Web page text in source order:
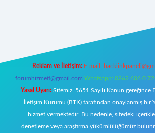
Reklam ve İletişim: E-mail:
forumhizmeti@gmail.com Whatsapp: 0262 606 0
Yasal Uyarı: Sitemiz, 5651 Sayılı Kanun gereğince
İletişim Kurumu (BTK) tarafından onaylanmış bir
hizmet vermektedir. Bu nedenle, sitedeki
denetleme veya araştırma yükümlülüğümüz